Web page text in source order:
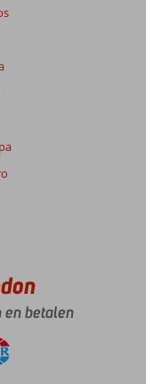
en betalen